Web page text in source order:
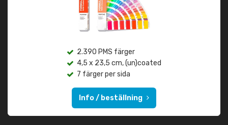
2.390 PMS färger
4,5 x 23,5 cm, (un)coated
7 färger per sida
Info / beställning